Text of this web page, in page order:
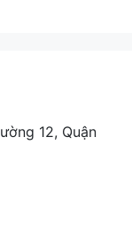
12, Quận